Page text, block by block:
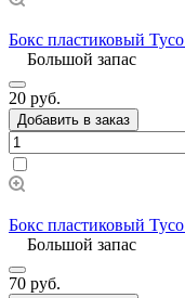
Бокс пластиковый
Большой запас
20 руб.
Добавить в заказ
Бокс пластиковый
Большой запас
70 руб.